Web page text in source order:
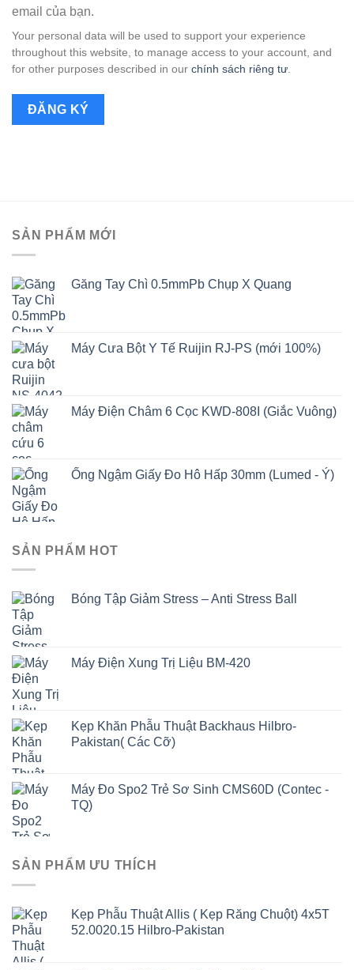
email của bạn.
Your personal data will be used to support your experience
throughout this website, to manage access to your account, and
for other purposes described in our chính sách riêng tư.
ĐĂNG KÝ
SẢN PHẨM MỚI
Găng Tay Chì 0.5mmPb Chụp X Quang
Máy Cưa Bột Y Tế Ruijin RJ-PS (mới 100%)
Máy Điện Châm 6 Cọc KWD-808I (Giắc Vuông)
Ống Ngậm Giấy Đo Hô Hấp 30mm (Lumed - Ý)
SẢN PHẨM HOT
Bóng Tập Giảm Stress – Anti Stress Ball
Máy Điện Xung Trị Liệu BM-420
Kẹp Khăn Phẫu Thuật Backhaus Hilbro-
Pakistan( Các Cỡ)
Máy Đo Spo2 Trẻ Sơ Sinh CMS60D (Contec -
TQ)
SẢN PHẨM ƯU THÍCH
Kẹp Phẫu Thuật Allis ( Kẹp Răng Chuột) 4x5T
52.0020.15 Hilbro-Pakistan